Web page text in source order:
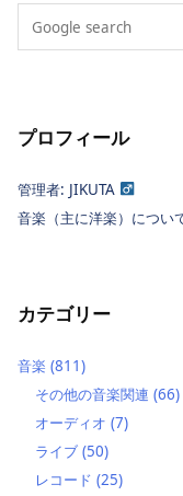
プロフィール
管理者: JIKUTA
音楽（主に洋楽）につい
カテゴリー
音楽 (811)
その他の音楽関連 (66)
オーディオ (7)
ライブ (50)
レコード (25)